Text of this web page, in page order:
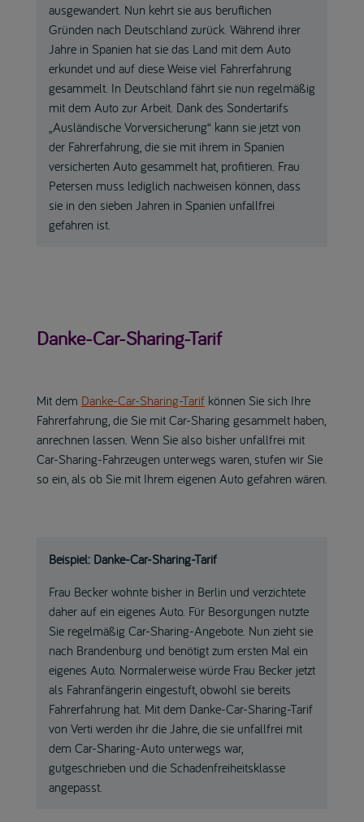
ausgewandert. Nun kehrt sie aus beruflichen
Gründen nach Deutschland zurück. Während ihrer
Jahre in Spanien hat sie das Land mit dem Auto
erkundet und auf diese Weise viel Fahrerfahrung
gesammelt. In Deutschland fährt sie nun regelmäßig
mit dem Auto zur Arbeit. Dank des Sondertarifs
„Ausländische Vorversicherung“ kann sie jetzt von
der Fahrerfahrung, die sie mit ihrem in Spanien
versicherten Auto gesammelt hat, profitieren. Frau
Petersen muss lediglich nachweisen können, dass
sie in den sieben Jahren in Spanien unfallfrei
gefahren ist.
Danke-Car-Sharing-Tarif
Mit dem Danke-Car-Sharing-Tarifkönnen Sie sich Ihre
Fahrerfahrung, die Sie mit Car-Sharing gesammelt haben,
anrechnen lassen. Wenn Sie also bisher unfallfrei mit
Car-Sharing-Fahrzeugen unterwegs waren, stufen wir Sie
so ein, als ob Sie mit Ihrem eigenen Auto gefahren wären.
Beispiel: Danke-Car-Sharing-Tarif
Frau Becker wohnte bisher in Berlin und verzichtete
daher auf ein eigenes Auto. Für Besorgungen nutzte
Sie regelmäßig Car-Sharing-Angebote. Nun zieht sie
nach Brandenburg und benötigt zum ersten Mal ein
eigenes Auto. Normalerweise würde Frau Becker jetzt
als Fahranfängerin eingestuft, obwohl sie bereits
Fahrerfahrung hat. Mit dem Danke-Car-Sharing-Tarif
von Verti werden ihr die Jahre, die sie unfallfrei mit
dem Car-Sharing-Auto unterwegs war,
gutgeschrieben und die Schadenfreiheitsklasse
angepasst.